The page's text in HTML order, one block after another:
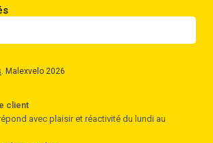
. Malexvelo 2026
client
avec plaisir et réactivité du lundi au